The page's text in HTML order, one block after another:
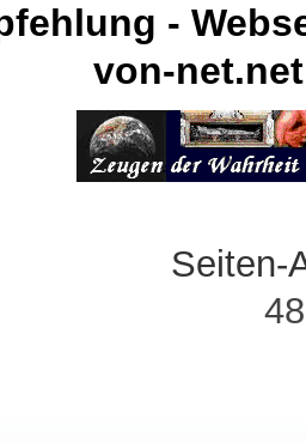
-
von-net.net
Seiten-